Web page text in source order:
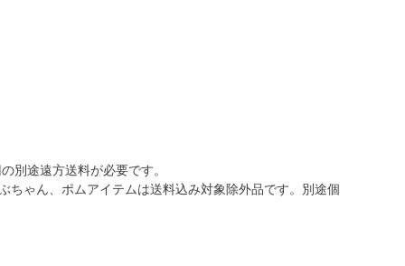
別途遠方送料が必要です。
ちゃん、ポムアイテムは送料込み対象除外品です。別途個